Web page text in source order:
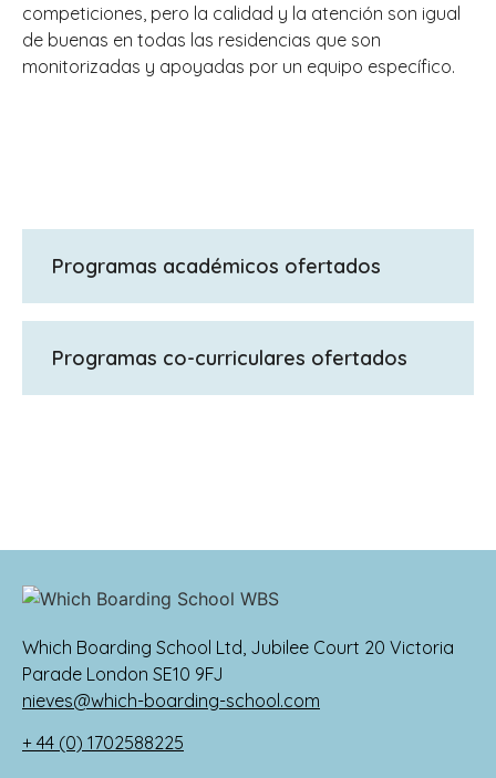
competiciones, pero la calidad y la atención son igual
de buenas en todas las residencias que son
monitorizadas y apoyadas por un equipo específico.
Programas académicos ofertados
GCSE, IGCSE, A Levels, Diploma de
Programas co-curriculares ofertados
conociéndose así mejor en el proceso y
que le permita moldear una identidad
propia. El programa incluye deportes,
música, arte dramático, club de simulación
Cadet Force, Duke of Edinburgh y muchos
Which Boarding School Ltd, Jubilee Court 20 Victoria
Parade London SE10 9FJ
nieves@which-boarding-school.com
+ 44 (0) 1702588225